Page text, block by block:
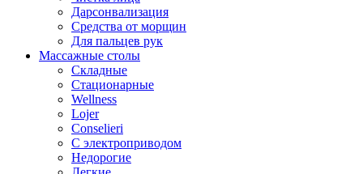
Дарсонвализация
Средства от морщин
Для пальцев рук
Массажные столы
Складные
Стационарные
Wellness
Lojer
Conselieri
С электроприводом
Недорогие